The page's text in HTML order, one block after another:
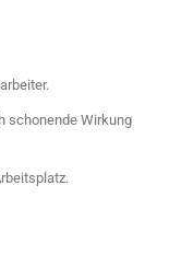
schonende Wirkung